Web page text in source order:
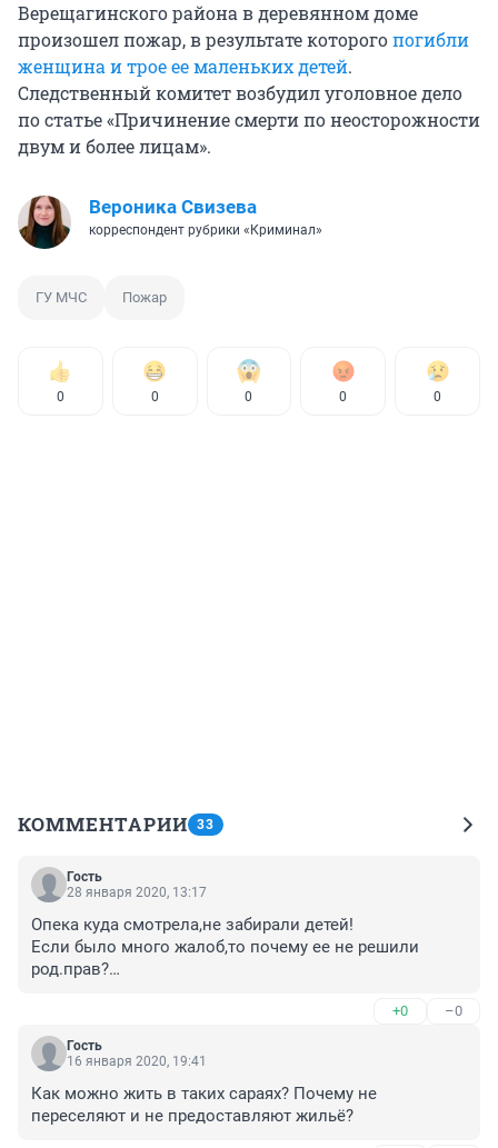
Верещагинского района в деревянном доме
произошел пожар, в результате которогопогибли
женщина и трое ее маленьких детей.
Следственный комитет возбудил уголовное дело
по статье «Причинение смерти по неосторожности
двум и более лицам».
Вероника Свизева
корреспондент рубрики «Криминал»
ГУ МЧС Пожар
0 0 0 0 0
КОММЕНТАРИИ 33
Гость
28 января 2020, 13:17
Опека куда смотрела,не забирали детей!
Если было много жалоб,то почему ее не решили
род.прав?
опека не отвественая,они забирают у тех которые
выпивают редко,а где реально страдают дети им
глубоко плевать.Я ОБРАЩАЮСЬ К СОЦИАЛЬНЫМ
+0 –0
Гость
16 января 2020, 19:41
Как можно жить в таких сараях? Почему не
переселяют и не предоставляют жильё?